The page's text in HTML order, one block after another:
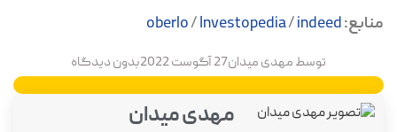
منابع:
oberlo/Investopedia/indeed
توسطمهدی میدان27 آگوست 2022 بدون دیدگاه
مهدی میدان